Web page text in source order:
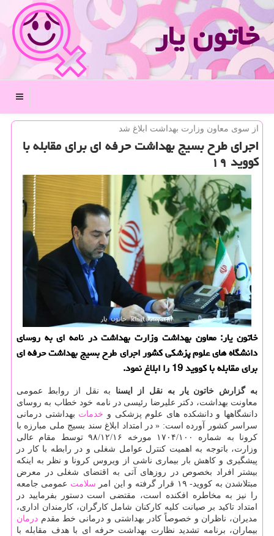
خاتون یار
منو
از سوی معاون وزارت بهداشت ابلاغ شد
اجرای طرح بسیج بهداشت حرفه ای برای مقابله با
كووید ۱۹
خاتون یار: معاون بهداشت وزارت بهداشت در نامه ای به روسای
دانشگاه های علوم پزشكی كشور اجرای طرح بسیج بهداشت حرفه ای
برای مقابله با كووید 19 را ابلاغ نمود.
به گزارش خاتون یار به نقل از ایسنا به نقل از روابط عمومی
معاونت بهداشت، دكتر علیرضا رئیسی در نامه خود خطاب به روسای
دانشگاهها و دانشكده های علوم پزشكی و خدمات بهداشتی درمانی
سراسر كشور آورده است: « در امتداد ابلاغ سند بسیج ملی مبارزه با
كرونا به شماره ۱۷۰۴/۱۰۰ مورخه ۹۸/۱۲/۱۶ توسط مقام عالی
وزارت، باتوجه به اهمیت كنترل عوامل شغلی و در رابطه با كار در
پیشگیری و كاهش بار بیماری ناشی از ویروس كرونا و نظر به اینكه
بیشتر افراد بخصوص در روزهای آتی به اقتضای شغلی در معرض
مبتلاشدن به كووید- ۱۹ قرار گرفته و این امر
سلامت عمومی جامعه
را نیز به مخاطره افكنده است، مقتضی است دستور بفرمایید در
امتداد تاكید بر صیانت كلیه كاركنان شامل كارگران، كارمندان اداری،
مدیران، ناظران و خصوصاً كادر بهداشتی و درمانی خط مقدم درمان
بیماران، برنامه تشدید نظارت بهداشت حرفه ای با هدف مقابله با